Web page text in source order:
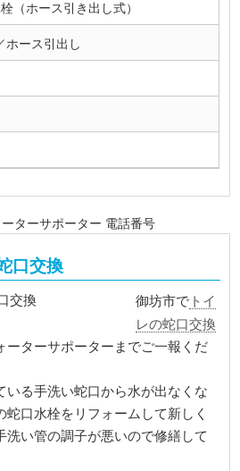
（ホース引き出し式）
ホース引出し
口交換
御坊市で トイ
レの蛇口交換
ーターサポーターまでご一報くだ
いる手洗い蛇口から水が出なくな
蛇口水栓をリフォームして新しく
洗い管の調子が悪いので修繕して